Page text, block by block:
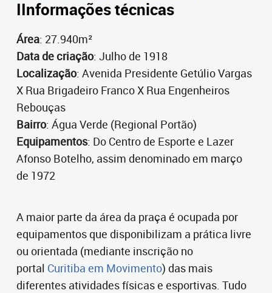
IInformações técnicas
Área: 27.940m²
Data de criação: Julho de 1918
Localização: Avenida Presidente Getúlio Vargas
X Rua Brigadeiro Franco X Rua Engenheiros
Rebouças
Bairro: Água Verde (Regional Portão)
Equipamentos: Do Centro de Esporte e Lazer
Afonso Botelho, assim denominado em março
de 1972
A maior parte da área da praça é ocupada por
equipamentos que disponibilizam a prática livre
ou orientada (mediante inscrição no
portal Curitiba em Movimento) das mais
diferentes atividades físicas e esportivas. Tudo